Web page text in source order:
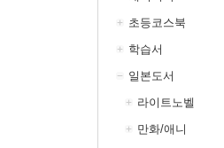
초등코스북
학습서
일본도서
라이트노벨
만화/애니